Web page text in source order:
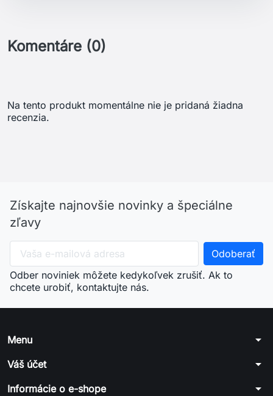
Komentáre (0)
Na tento produkt momentálne nie je pridaná žiadna
recenzia.
Získajte najnovšie novinky a špeciálne
zľavy
Odber noviniek môžete kedykoľvek zrušiť. Ak to
chcete urobiť, kontaktujte nás.
Menu arrow_drop_down
Váš účet arrow_drop_down
Informácie o e-shope arrow_drop_down